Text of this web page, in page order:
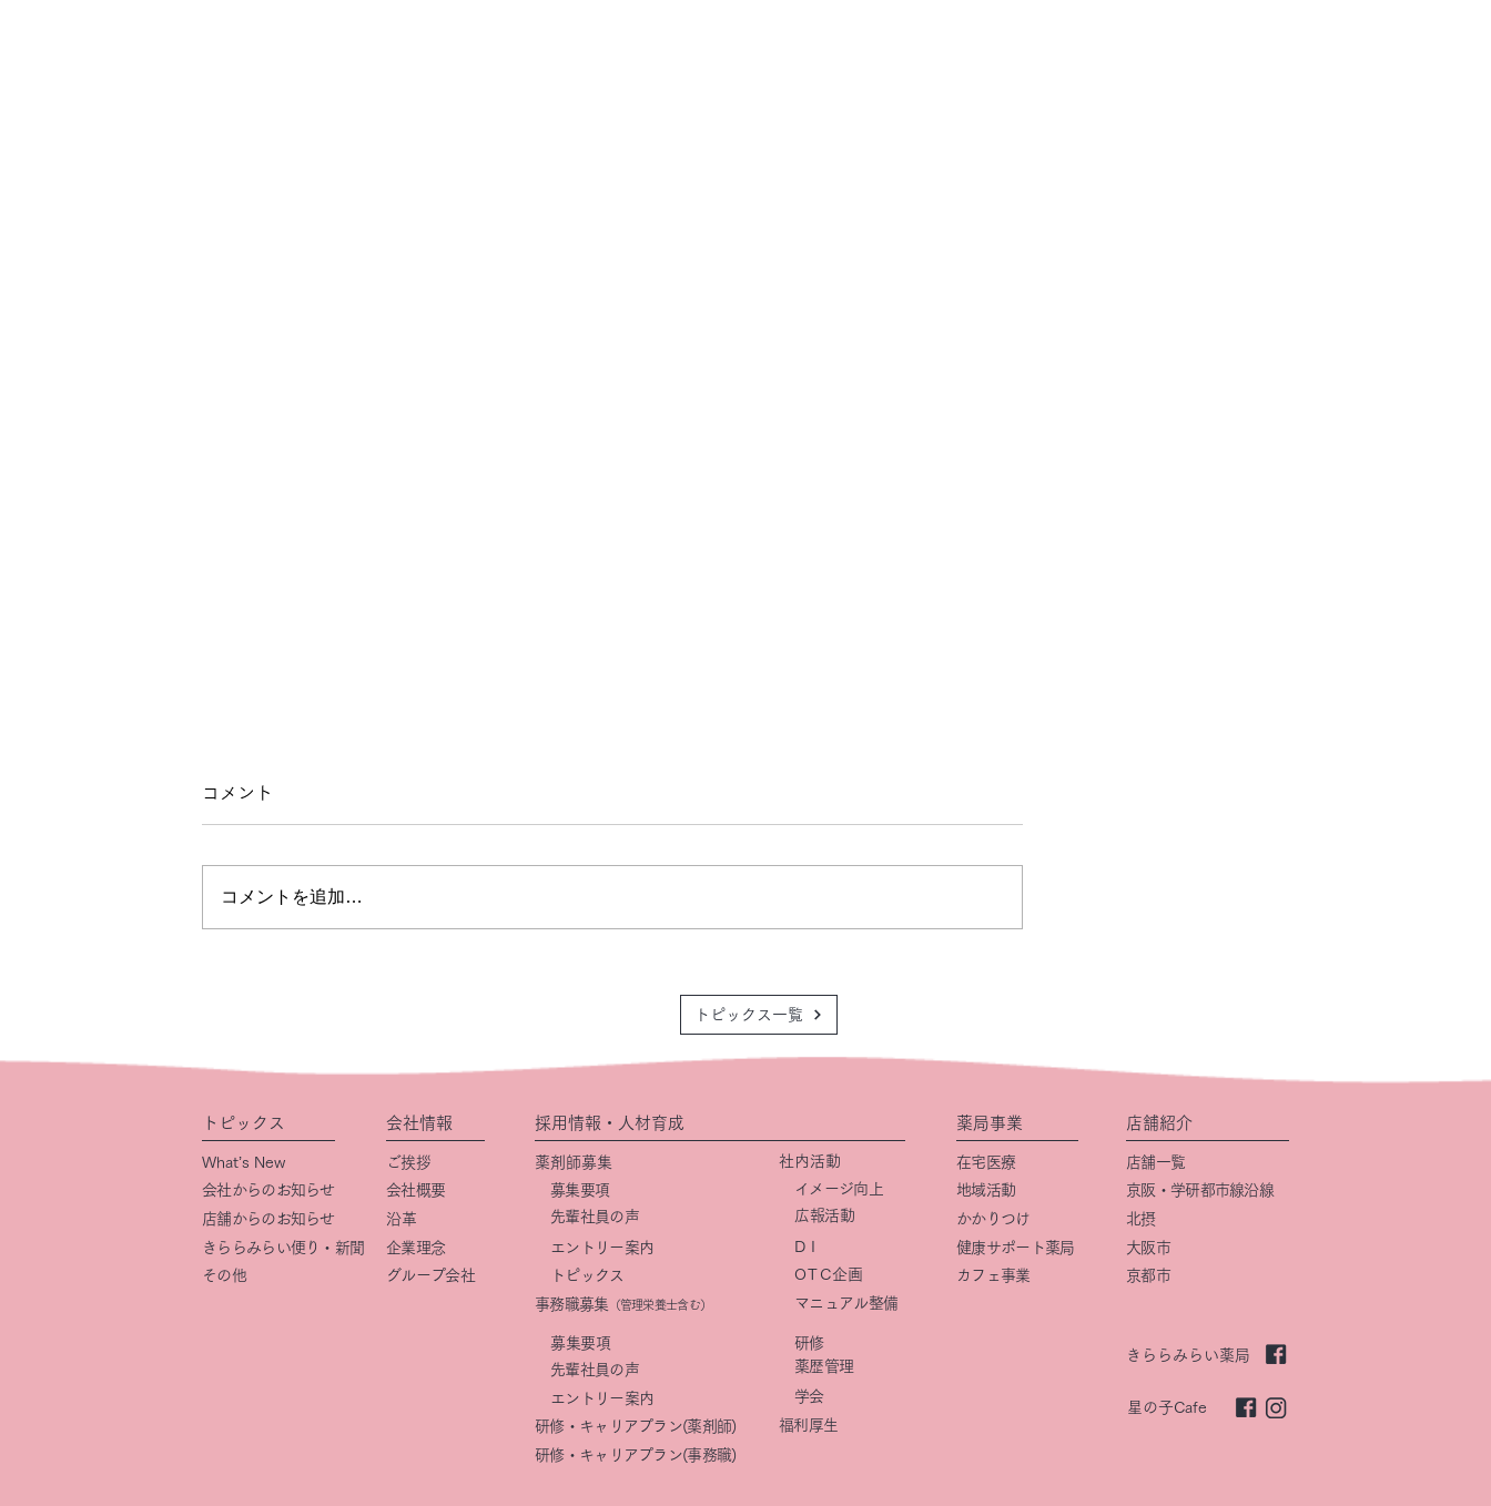
コメント
コメントを追加…
トピックス一覧
トピックス
What’s New
会社からのお知らせ
店舗からのお知らせ
きららみらい便り・新聞
その他
会社情報
ご挨拶
会社概要
​沿革
企業理念
グループ会社
採用情報・人材育成
薬剤師募集
募集要項
先輩社員の声
エントリー案内
トピックス
事務職募集 （管理栄養士含む）
​募集要項
先輩社員の声
エントリー案内
研修・キャリアプラン(薬剤師)
社内活動
イメージ向上
​広報活動
DI
OTC企画
マニュアル整備
研修
薬歴管理
学会
福利厚生
研修・キャリアプラン(事務職)
薬局事業
在宅医療
地域活動
かかりつけ
健康サポート薬局
カフェ事業
店舗紹介
店舗一覧
京阪・学研都市線沿線
北摂
大阪市
京都市
きららみらい薬局
星の子Cafe